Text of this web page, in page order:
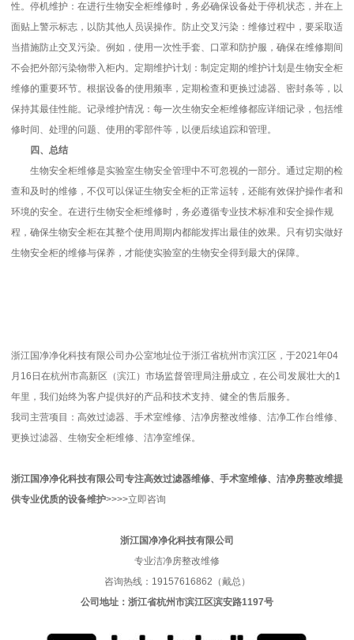
性。停机维护：在进行生物安全柜维修时，务必确保设备处于停机状态，并在上
面贴上警示标志，以防其他人员误操作。防止交叉污染：维修过程中，要采取适
当措施防止交叉污染。例如，使用一次性手套、口罩和防护服，确保在维修期间
不会把外部污染物带入柜内。定期维护计划：制定定期的维护计划是生物安全柜
维修的重要环节。根据设备的使用频率，定期检查和更换过滤器、密封条等，以
保持其最佳性能。记录维护情况：每一次生物安全柜维修都应详细记录，包括维
修时间、处理的问题、使用的零部件等，以便后续追踪和管理。
四、总结
生物安全柜维修是实验室生物安全管理中不可忽视的一部分。通过定期的检
查和及时的维修，不仅可以保证生物安全柜的正常运转，还能有效保护操作者和
环境的安全。在进行生物安全柜维修时，务必遵循专业技术标准和安全操作规
程，确保生物安全柜在其整个使用周期内都能发挥出最佳的效果。只有切实做好
生物安全柜的维修与保养，才能使实验室的生物安全得到最大的保障。
浙江国净净化科技有限公司办公室地址位于浙江省杭州市滨江区，于2021年04
月16日在杭州市高新区（滨江）市场监督管理局注册成立，在公司发展壮大的1
年里，我们始终为客户提供好的产品和技术支持、健全的售后服务。
我司主营项目：高效过滤器、手术室维修、洁净房整改维修、洁净工作台维修、
更换过滤器、生物安全柜维修、洁净室维保。
浙江国净净化科技有限公司 专注高效过滤器维修、手术室维修、洁净房整改维提
供专业优质的设备维护>>>>立即咨询
浙江国净净化科技有限公司
专业洁净房整改维修
咨询热线：19157616862（戴总）
公司地址：浙江省杭州市滨江区滨安路1197号